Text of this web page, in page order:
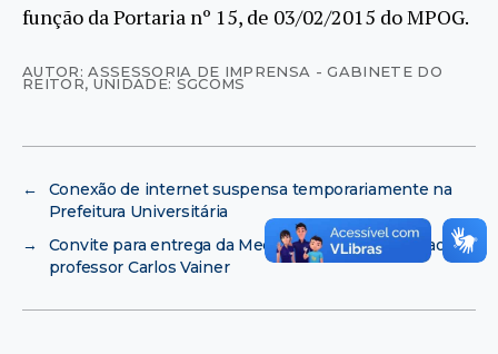
função da Portaria nº 15, de 03/02/2015 do MPOG.
AUTOR: ASSESSORIA DE IMPRENSA - GABINETE DO
REITOR, UNIDADE: SGCOMS
←
Conexão de internet suspensa temporariamente na
Prefeitura Universitária
→
Convite para entrega da Medalha Pedro Ernesto ao
professor Carlos Vainer